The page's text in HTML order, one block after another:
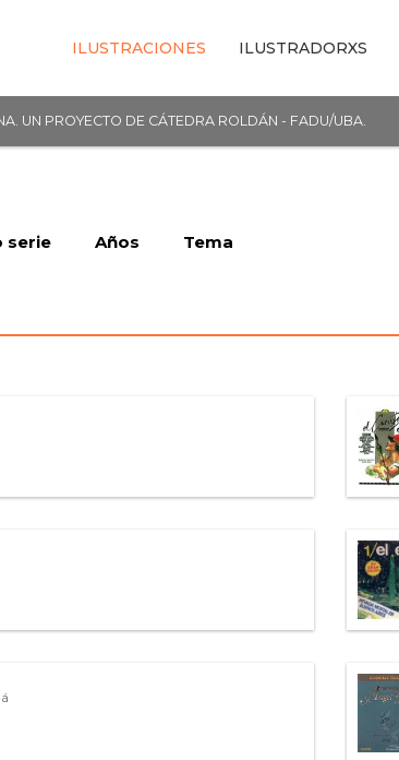
ILUSTRACIONES ILUSTRADORXS
UN PROYECTO DE CÁTEDRA ROLDÁN - FADU/UBA.
serie Años Tema